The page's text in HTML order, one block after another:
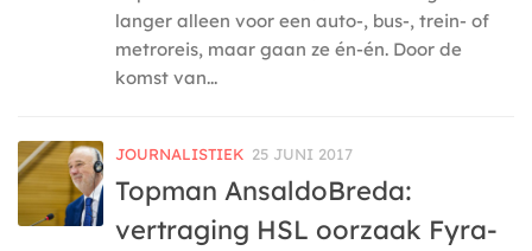
langer alleen voor een auto-, bus-, trein- of
metroreis, maar gaan ze én-én. Door de
komst van...
JOURNALISTIEK 25 JUNI 2017
Topman AnsaldoBreda:
vertraging HSL oorzaak Fyra-